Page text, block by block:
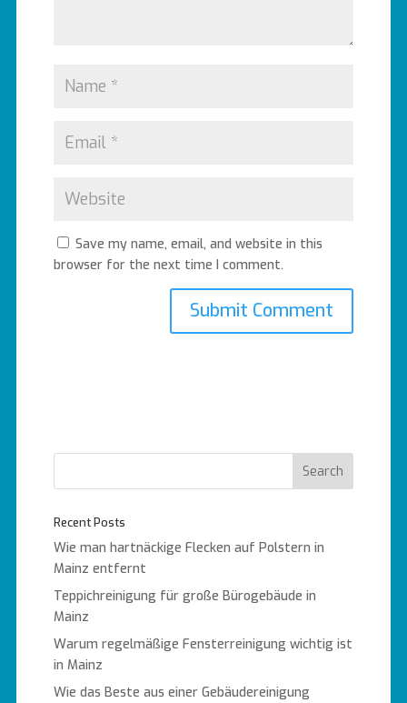
Save my name, email, and website in this
browser for the next time I comment.
Recent Posts
Wie man hartnäckige Flecken auf Polstern in
Mainz entfernt
Teppichreinigung für große Bürogebäude in
Mainz
Warum regelmäßige Fensterreinigung wichtig ist
in Mainz
Wie das Beste aus einer Gebäudereinigung